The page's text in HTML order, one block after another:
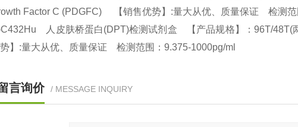
Factor C (PDGFC) 【销售优势】:量大从优、质量保证 检测
人皮肤桥蛋白(DPT)检测试剂盒 【产品规格】：96T/
】:量大从优、质量保证 检测范围：9.375-1000pg/ml
言询价 / MESSAGE INQUIRY